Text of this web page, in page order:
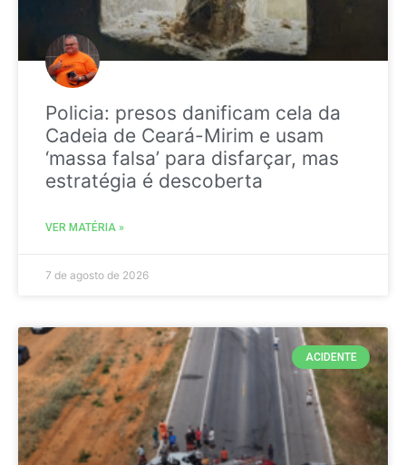
Policia: presos danificam cela da
Cadeia de Ceará-Mirim e usam
‘massa falsa’ para disfarçar, mas
estratégia é descoberta
VER MATÉRIA »
7 de agosto de 2026
ACIDENTE